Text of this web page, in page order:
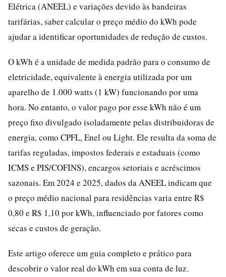
Elétrica (ANEEL) e variações devido às bandeiras
tarifárias, saber calcular o preço médio do kWh pode
ajudar a identificar oportunidades de redução de custos.
O kWh é a unidade de medida padrão para o consumo de
eletricidade, equivalente à energia utilizada por um
aparelho de 1.000 watts (1 kW) funcionando por uma
hora. No entanto, o valor pago por esse kWh não é um
preço fixo divulgado isoladamente pelas distribuidoras de
energia, como CPFL, Enel ou Light. Ele resulta da soma de
tarifas reguladas, impostos federais e estaduais (como
ICMS e PIS/COFINS), encargos setoriais e acréscimos
sazonais. Em 2024 e 2025, dados da ANEEL indicam que
o preço médio nacional para residências varia entre R$
0,80 e R$ 1,10 por kWh, influenciado por fatores como
secas e custos de geração.
Este artigo oferece um guia completo e prático para
descobrir o valor real do kWh em sua conta de luz.